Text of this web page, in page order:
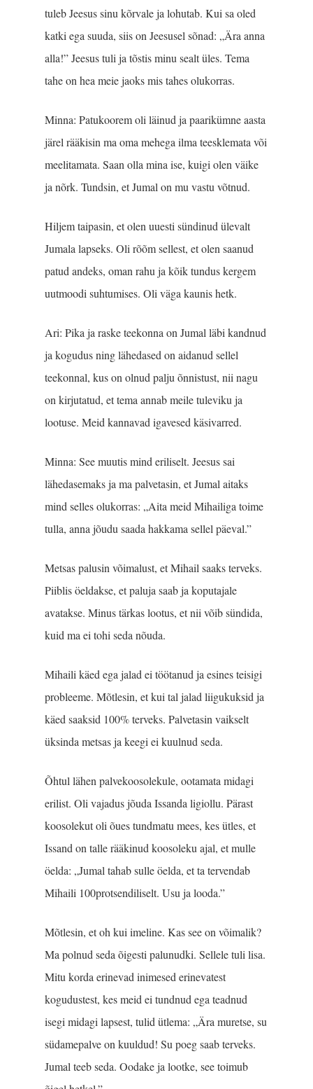
tuleb Jeesus sinu kõrvale ja lohutab. Kui sa oled
katki ega suuda, siis on Jeesusel sõnad: „Ära anna
alla!” Jeesus tuli ja tõstis minu sealt üles. Tema
tahe on hea meie jaoks mis tahes olukorras.
Minna: Patukoorem oli läinud ja paarikümne aasta
järel rääkisin ma oma mehega ilma teesklemata või
meelitamata. Saan olla mina ise, kuigi olen väike
ja nõrk. Tundsin, et Jumal on mu vastu võtnud.
Hiljem taipasin, et olen uuesti sündinud ülevalt
Jumala lapseks. Oli rõõm sellest, et olen saanud
patud andeks, oman rahu ja kõik tundus kergem
uutmoodi suhtumises. Oli väga kaunis hetk.
Ari: Pika ja raske teekonna on Jumal läbi kandnud
ja kogudus ning lähedased on aidanud sellel
teekonnal, kus on olnud palju õnnistust, nii nagu
on kirjutatud, et tema annab meile tuleviku ja
lootuse. Meid kannavad igavesed käsivarred.
Minna: See muutis mind eriliselt. Jeesus sai
lähedasemaks ja ma palvetasin, et Jumal aitaks
mind selles olukorras: „Aita meid Mihailiga toime
tulla, anna jõudu saada hakkama sellel päeval.”
Metsas palusin võimalust, et Mihail saaks terveks.
Piiblis öeldakse, et paluja saab ja koputajale
avatakse. Minus tärkas lootus, et nii võib sündida,
kuid ma ei tohi seda nõuda.
Mihaili käed ega jalad ei töötanud ja esines teisigi
probleeme. Mõtlesin, et kui tal jalad liigukuksid ja
käed saaksid 100% terveks. Palvetasin vaikselt
üksinda metsas ja keegi ei kuulnud seda.
Õhtul lähen palvekoosolekule, ootamata midagi
erilist. Oli vajadus jõuda Issanda ligiollu. Pärast
koosolekut oli õues tundmatu mees, kes ütles, et
Issand on talle rääkinud koosoleku ajal, et mulle
öelda: „Jumal tahab sulle öelda, et ta tervendab
Mihaili 100protsendiliselt. Usu ja looda.”
Mõtlesin, et oh kui imeline. Kas see on võimalik?
Ma polnud seda õigesti palunudki. Sellele tuli lisa.
Mitu korda erinevad inimesed erinevatest
kogudustest, kes meid ei tundnud ega teadnud
isegi midagi lapsest, tulid ütlema: „Ära muretse, su
südamepalve on kuuldud! Su poeg saab terveks.
Jumal teeb seda. Oodake ja lootke, see toimub